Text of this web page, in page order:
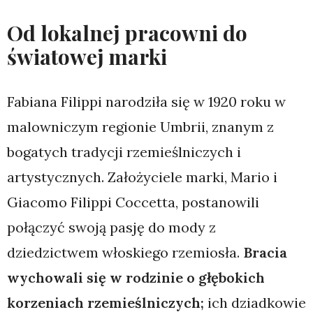
Od lokalnej pracowni do
światowej marki
Fabiana Filippi narodziła się w 1920 roku w
malowniczym regionie Umbrii, znanym z
bogatych tradycji rzemieślniczych i
artystycznych. Założyciele marki, Mario i
Giacomo Filippi Coccetta, postanowili
połączyć swoją pasję do mody z
dziedzictwem włoskiego rzemiosła. Bracia
wychowali się w rodzinie o głębokich
korzeniach rzemieślniczych; ich dziadkowie